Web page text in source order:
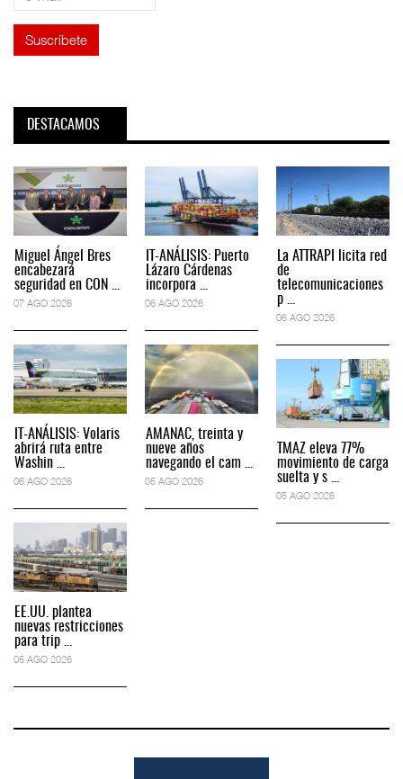
DESTACAMOS
Miguel Ángel Bres
encabezará
seguridad en CON ...
07 AGO 2026
IT-ANÁLISIS: Volaris
abrirá ruta entre
Washin ...
06 AGO 2026
EE.UU. plantea
nuevas restricciones
para trip ...
05 AGO 2026
IT-ANÁLISIS: Puerto
Lázaro Cárdenas
incorpora ...
06 AGO 2026
AMANAC, treinta y
nueve años
navegando el cam ...
05 AGO 2026
La ATTRAPI licita red
de
telecomunicaciones
p ...
06 AGO 2026
TMAZ eleva 77%
movimiento de carga
suelta y s ...
05 AGO 2026